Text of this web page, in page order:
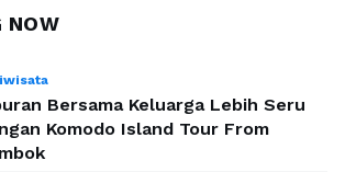
NOW
Bersama Keluarga Lebih Seru
Komodo Island Tour From